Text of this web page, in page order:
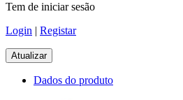
Tem de iniciar sesão
Login | Registar
Dados do produto